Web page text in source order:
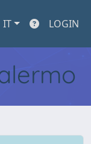
IT LOGIN